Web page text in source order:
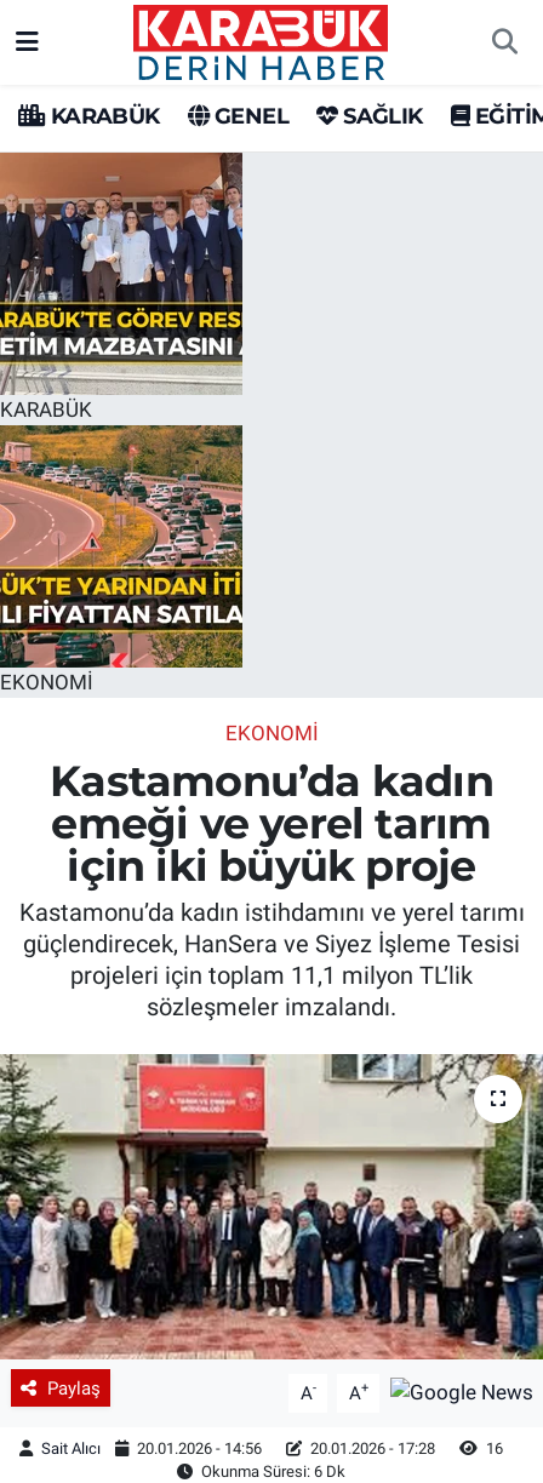
KARABÜK GENEL SAĞLIK
KARABÜK
EKONOMİ
EKONOMİ
Kastamonu’da kadın
emeği ve yerel tarım
için iki büyük proje
Kastamonu’da kadın istihdamını ve yerel tarımı
güçlendirecek, HanSera ve Siyez İşleme Tesisi
projeleri için toplam 11,1 milyon TL’lik
sözleşmeler imzalandı.
Paylaş A- A+
Sait Alıcı 20.01.2026 - 14:56 20.01.2026 - 17:28
16
Okunma Süresi: 6 Dk
Karabük Hava Durumu
Karabük Trafik Yoğunluk Haritası
Süper Lig Puan Durumu ve Fikstür
Tüm Manşetler
Son Dakika Haberleri
Haber Arşivi